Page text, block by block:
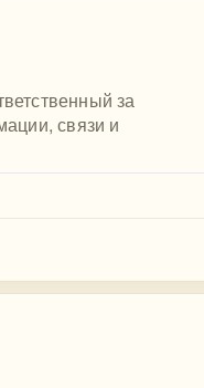
за
связи и